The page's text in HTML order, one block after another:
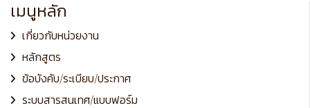
เมนูหลัก
เกี่ยวกับหน่วยงาน
หลักสูตร
ข้อบังคับ/ระเบียบ/ประกาศ
ระบบสารสนเทศ/แบบฟอร์ม